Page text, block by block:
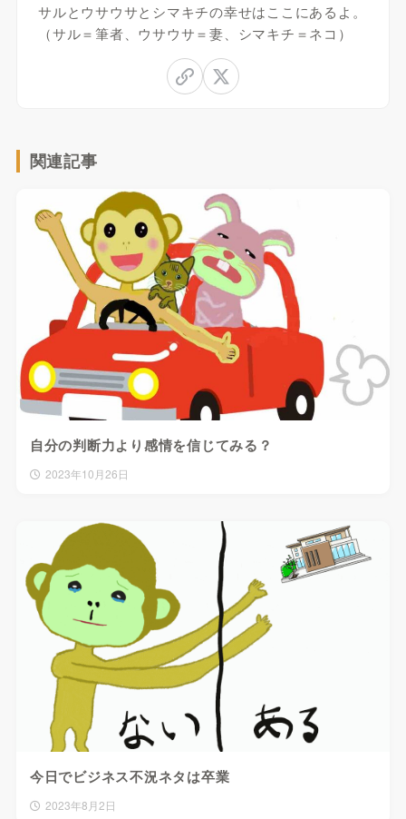
サルとウサウサとシマキチの幸せはここにあるよ。
（サル＝筆者、ウサウサ＝妻、シマキチ＝ネコ）
関連記事
自分の判断力より感情を信じてみる？
2023年10月26日
今日でビジネス不況ネタは卒業
2023年8月2日